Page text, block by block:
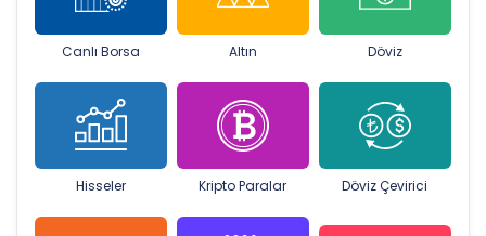
Canlı Borsa Altın Döviz
Hisseler Kripto Paralar Döviz Çevirici